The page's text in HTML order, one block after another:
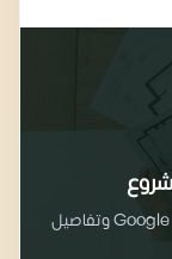
احصل على الموقع الجغرافي الدقيق على Google Maps وتفاصيل